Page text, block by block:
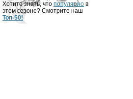
Хотите знать, что популярно в
этом сезоне? Смотрите наш
Топ-50!